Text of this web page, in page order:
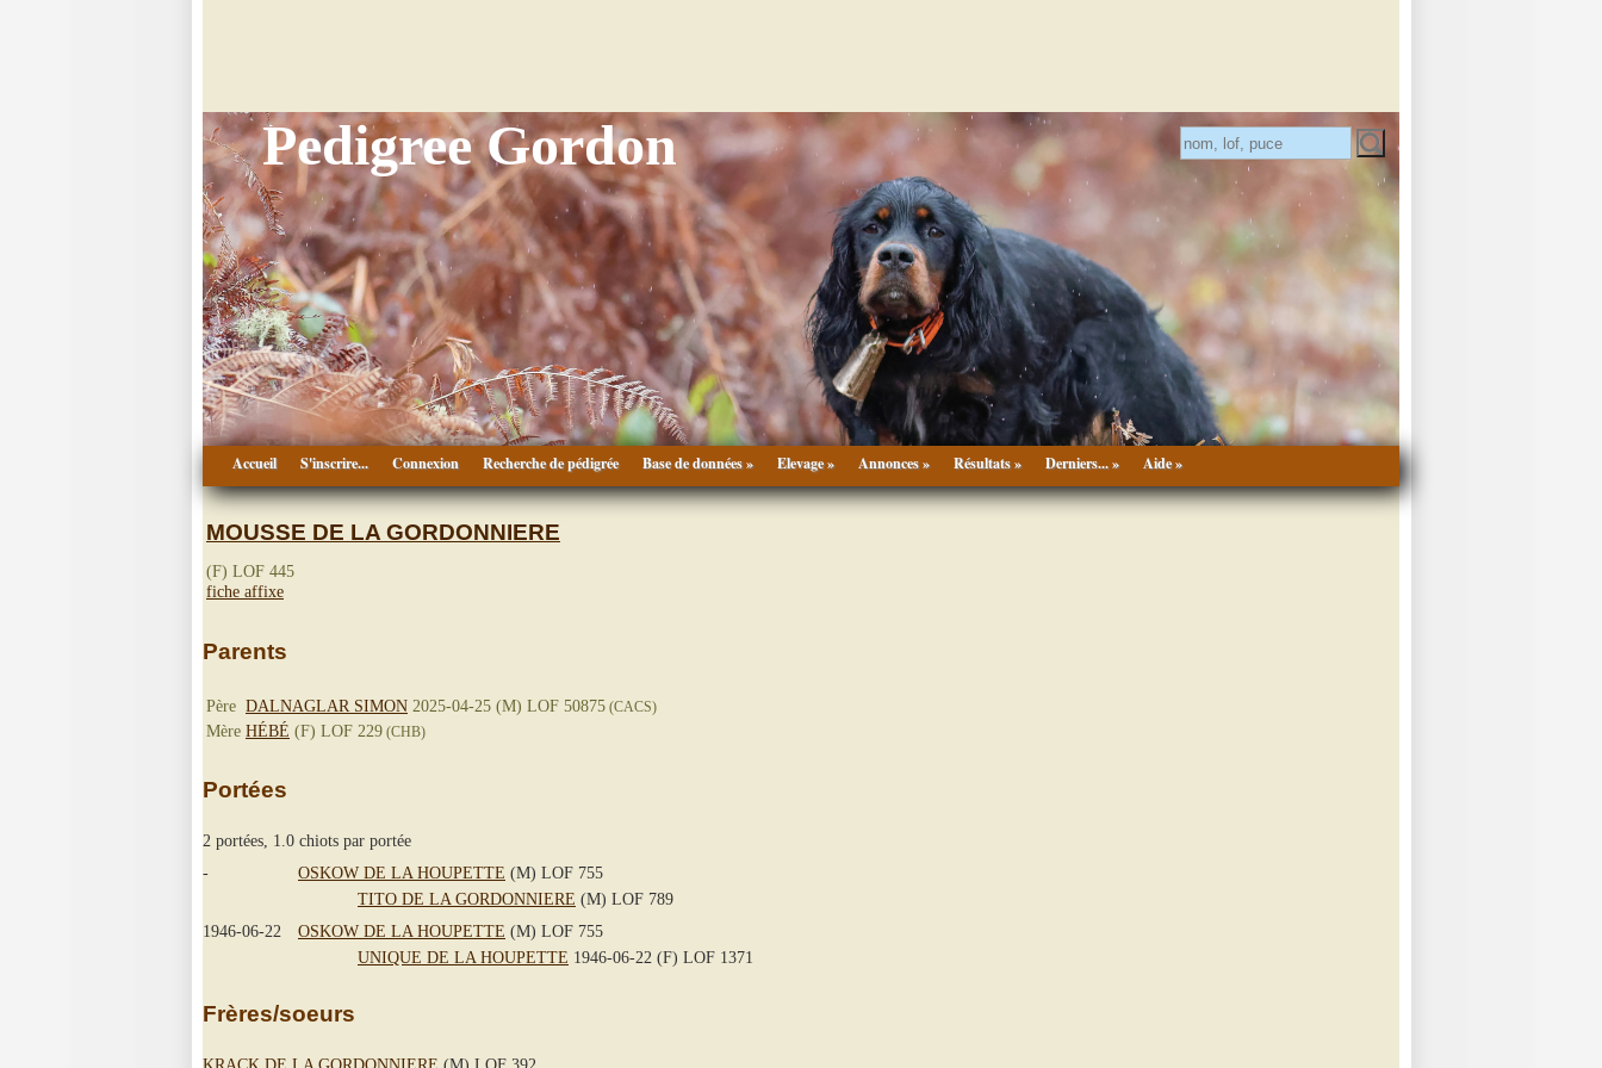
Pedigree Gordon
Accueil S'inscrire... Connexion Recherche de pédigrée Base de données » Elevage » Annonces » Résultats » Derniers... » Aide »
MOUSSE DE LA GORDONNIERE
(F) LOF 445
fiche affixe
Parents
Père DALNAGLAR SIMON 2025-04-25 (M) LOF 50875 (CACS)
Mère HÉBÉ (F) LOF 229 (CHB)
Portées
2 portées, 1.0 chiots par portée
-
OSKOW DE LA HOUPETTE (M) LOF 755
TITO DE LA GORDONNIERE (M) LOF 789
1946-06-22
OSKOW DE LA HOUPETTE (M) LOF 755
UNIQUE DE LA HOUPETTE 1946-06-22 (F) LOF 1371
Frères/soeurs